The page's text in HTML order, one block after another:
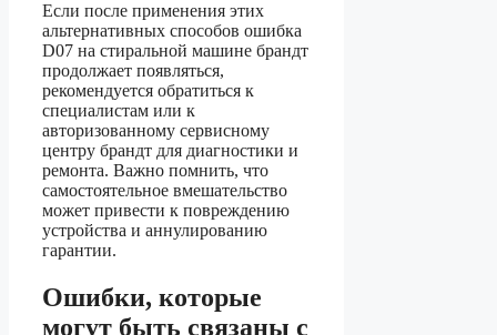
Если после применения этих
альтернативных способов ошибка
D07 на стиральной машине брандт
продолжает появляться,
рекомендуется обратиться к
специалистам или к
авторизованному сервисному
центру брандт для диагностики и
ремонта. Важно помнить, что
самостоятельное вмешательство
может привести к повреждению
устройства и аннулированию
гарантии.
Ошибки, которые
могут быть связаны с